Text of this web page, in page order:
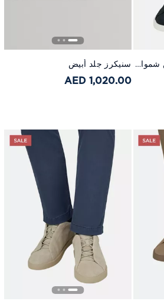
حذاء سنيكرز Essence من شمواه كحلي سنيكرز جلد أبيض
1,020.00 AED